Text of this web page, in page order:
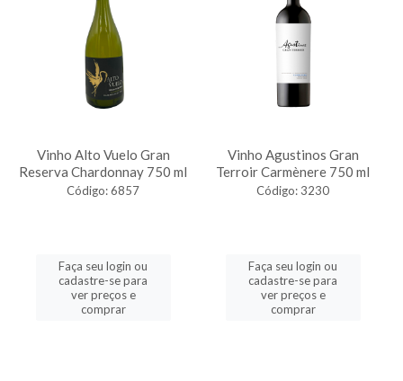
Vinho Alto Vuelo Gran
Reserva Chardonnay 750 ml
Código: 6857
Faça seu login ou
cadastre-se para
ver preços e
comprar
Vinho Agustinos Gran
Terroir Carmènere 750 ml
Código: 3230
Faça seu login ou
cadastre-se para
ver preços e
comprar